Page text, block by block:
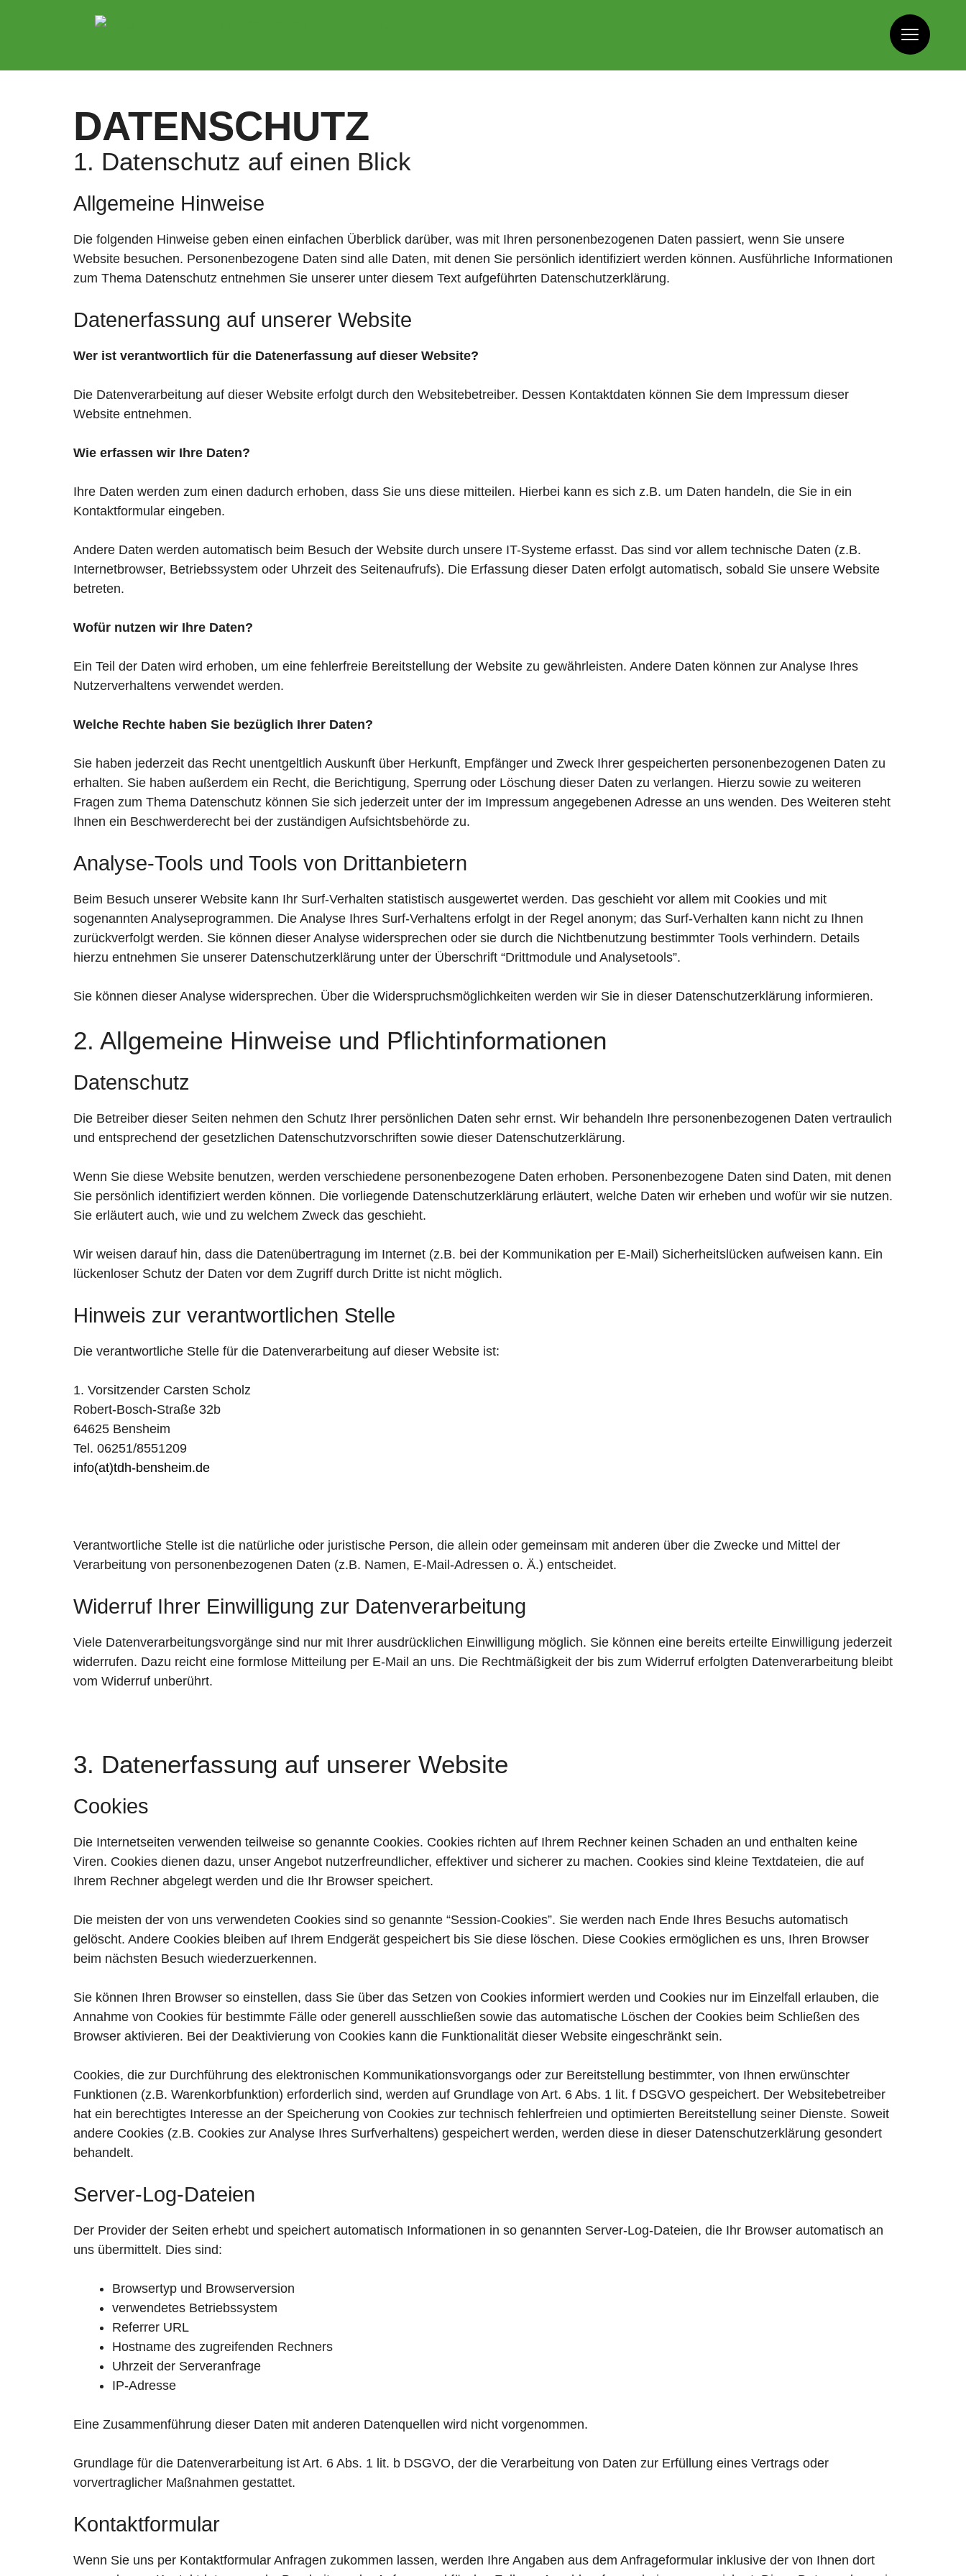
DATENSCHUTZ
1. Datenschutz auf einen Blick
Allgemeine Hinweise
Die folgenden Hinweise geben einen einfachen Überblick darüber, was mit Ihren personenbezogenen Daten passiert, wenn Sie unsere
Website besuchen. Personenbezogene Daten sind alle Daten, mit denen Sie persönlich identifiziert werden können. Ausführliche Informationen
zum Thema Datenschutz entnehmen Sie unserer unter diesem Text aufgeführten Datenschutzerklärung.
Datenerfassung auf unserer Website
Wer ist verantwortlich für die Datenerfassung auf dieser Website?
Die Datenverarbeitung auf dieser Website erfolgt durch den Websitebetreiber. Dessen Kontaktdaten können Sie dem Impressum dieser
Website entnehmen.
Wie erfassen wir Ihre Daten?
Ihre Daten werden zum einen dadurch erhoben, dass Sie uns diese mitteilen. Hierbei kann es sich z.B. um Daten handeln, die Sie in ein
Kontaktformular eingeben.
Andere Daten werden automatisch beim Besuch der Website durch unsere IT-Systeme erfasst. Das sind vor allem technische Daten (z.B.
Internetbrowser, Betriebssystem oder Uhrzeit des Seitenaufrufs). Die Erfassung dieser Daten erfolgt automatisch, sobald Sie unsere Website
betreten.
Wofür nutzen wir Ihre Daten?
Ein Teil der Daten wird erhoben, um eine fehlerfreie Bereitstellung der Website zu gewährleisten. Andere Daten können zur Analyse Ihres
Nutzerverhaltens verwendet werden.
Welche Rechte haben Sie bezüglich Ihrer Daten?
Sie haben jederzeit das Recht unentgeltlich Auskunft über Herkunft, Empfänger und Zweck Ihrer gespeicherten personenbezogenen Daten zu
erhalten. Sie haben außerdem ein Recht, die Berichtigung, Sperrung oder Löschung dieser Daten zu verlangen. Hierzu sowie zu weiteren
Fragen zum Thema Datenschutz können Sie sich jederzeit unter der im Impressum angegebenen Adresse an uns wenden. Des Weiteren steht
Ihnen ein Beschwerderecht bei der zuständigen Aufsichtsbehörde zu.
Analyse-Tools und Tools von Drittanbietern
Beim Besuch unserer Website kann Ihr Surf-Verhalten statistisch ausgewertet werden. Das geschieht vor allem mit Cookies und mit
sogenannten Analyseprogrammen. Die Analyse Ihres Surf-Verhaltens erfolgt in der Regel anonym; das Surf-Verhalten kann nicht zu Ihnen
zurückverfolgt werden. Sie können dieser Analyse widersprechen oder sie durch die Nichtbenutzung bestimmter Tools verhindern. Details
hierzu entnehmen Sie unserer Datenschutzerklärung unter der Überschrift “Drittmodule und Analysetools”.
Sie können dieser Analyse widersprechen. Über die Widerspruchsmöglichkeiten werden wir Sie in dieser Datenschutzerklärung informieren.
2. Allgemeine Hinweise und Pflichtinformationen
Datenschutz
Die Betreiber dieser Seiten nehmen den Schutz Ihrer persönlichen Daten sehr ernst. Wir behandeln Ihre personenbezogenen Daten vertraulich
und entsprechend der gesetzlichen Datenschutzvorschriften sowie dieser Datenschutzerklärung.
Wenn Sie diese Website benutzen, werden verschiedene personenbezogene Daten erhoben. Personenbezogene Daten sind Daten, mit denen
Sie persönlich identifiziert werden können. Die vorliegende Datenschutzerklärung erläutert, welche Daten wir erheben und wofür wir sie nutzen.
Sie erläutert auch, wie und zu welchem Zweck das geschieht.
Wir weisen darauf hin, dass die Datenübertragung im Internet (z.B. bei der Kommunikation per E-Mail) Sicherheitslücken aufweisen kann. Ein
lückenloser Schutz der Daten vor dem Zugriff durch Dritte ist nicht möglich.
Hinweis zur verantwortlichen Stelle
Die verantwortliche Stelle für die Datenverarbeitung auf dieser Website ist:
1. Vorsitzender Carsten Scholz
Robert-Bosch-Straße 32b
64625 Bensheim
Tel. 06251/8551209
info(at)tdh-bensheim.de
Verantwortliche Stelle ist die natürliche oder juristische Person, die allein oder gemeinsam mit anderen über die Zwecke und Mittel der
Verarbeitung von personenbezogenen Daten (z.B. Namen, E-Mail-Adressen o. Ä.) entscheidet.
Widerruf Ihrer Einwilligung zur Datenverarbeitung
Viele Datenverarbeitungsvorgänge sind nur mit Ihrer ausdrücklichen Einwilligung möglich. Sie können eine bereits erteilte Einwilligung jederzeit
widerrufen. Dazu reicht eine formlose Mitteilung per E-Mail an uns. Die Rechtmäßigkeit der bis zum Widerruf erfolgten Datenverarbeitung bleibt
vom Widerruf unberührt.
3. Datenerfassung auf unserer Website
Cookies
Die Internetseiten verwenden teilweise so genannte Cookies. Cookies richten auf Ihrem Rechner keinen Schaden an und enthalten keine
Viren. Cookies dienen dazu, unser Angebot nutzerfreundlicher, effektiver und sicherer zu machen. Cookies sind kleine Textdateien, die auf
Ihrem Rechner abgelegt werden und die Ihr Browser speichert.
Die meisten der von uns verwendeten Cookies sind so genannte “Session-Cookies”. Sie werden nach Ende Ihres Besuchs automatisch
gelöscht. Andere Cookies bleiben auf Ihrem Endgerät gespeichert bis Sie diese löschen. Diese Cookies ermöglichen es uns, Ihren Browser
beim nächsten Besuch wiederzuerkennen.
Sie können Ihren Browser so einstellen, dass Sie über das Setzen von Cookies informiert werden und Cookies nur im Einzelfall erlauben, die
Annahme von Cookies für bestimmte Fälle oder generell ausschließen sowie das automatische Löschen der Cookies beim Schließen des
Browser aktivieren. Bei der Deaktivierung von Cookies kann die Funktionalität dieser Website eingeschränkt sein.
Cookies, die zur Durchführung des elektronischen Kommunikationsvorgangs oder zur Bereitstellung bestimmter, von Ihnen erwünschter
Funktionen (z.B. Warenkorbfunktion) erforderlich sind, werden auf Grundlage von Art. 6 Abs. 1 lit. f DSGVO gespeichert. Der Websitebetreiber
hat ein berechtigtes Interesse an der Speicherung von Cookies zur technisch fehlerfreien und optimierten Bereitstellung seiner Dienste. Soweit
andere Cookies (z.B. Cookies zur Analyse Ihres Surfverhaltens) gespeichert werden, werden diese in dieser Datenschutzerklärung gesondert
behandelt.
Server-Log-Dateien
Der Provider der Seiten erhebt und speichert automatisch Informationen in so genannten Server-Log-Dateien, die Ihr Browser automatisch an
uns übermittelt. Dies sind:
Browsertyp und Browserversion
verwendetes Betriebssystem
Referrer URL
Hostname des zugreifenden Rechners
Uhrzeit der Serveranfrage
IP-Adresse
Eine Zusammenführung dieser Daten mit anderen Datenquellen wird nicht vorgenommen.
Grundlage für die Datenverarbeitung ist Art. 6 Abs. 1 lit. b DSGVO, der die Verarbeitung von Daten zur Erfüllung eines Vertrags oder
vorvertraglicher Maßnahmen gestattet.
Kontaktformular
Wenn Sie uns per Kontaktformular Anfragen zukommen lassen, werden Ihre Angaben aus dem Anfrageformular inklusive der von Ihnen dort